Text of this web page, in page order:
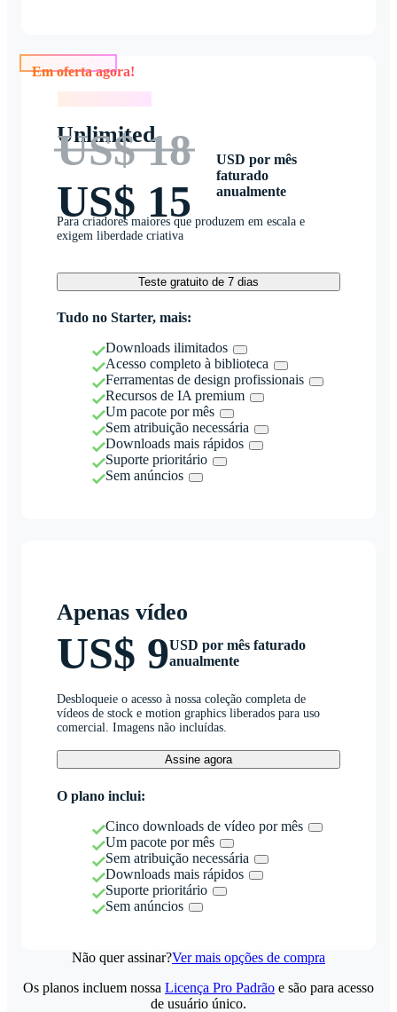
Unlimited
US$ 18
US$ 15
USD por mês
faturado
anualmente
Para criadores maiores que produzem em escala e
exigem liberdade criativa
Teste gratuito de 7 dias
Tudo no Starter, mais:
Downloads ilimitados
Acesso completo à biblioteca
Ferramentas de design profissionais
Recursos de IA premium
Um pacote por mês
Sem atribuição necessária
Downloads mais rápidos
Suporte prioritário
Sem anúncios
Apenas vídeo
US$ 9USD por mês faturado
anualmente
Desbloqueie o acesso à nossa coleção completa de
vídeos de stock e motion graphics liberados para uso
comercial. Imagens não incluídas.
Assine agora
O plano inclui:
Cinco downloads de vídeo por mês
Um pacote por mês
Sem atribuição necessária
Downloads mais rápidos
Suporte prioritário
Sem anúncios
Não quer assinar?Ver mais opções de compra
Os planos incluem nossa Licença Pro Padrão e são para acesso
de usuário único.